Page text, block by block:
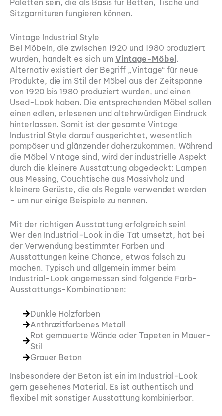
Paletten sein, die als Basis für Betten, Tische und
Sitzgarnituren fungieren können.
Vintage Industrial Style
Bei Möbeln, die zwischen 1920 und 1980 produziert
wurden, handelt es sich um Vintage-Möbel .
Alternativ existiert der Begriff „Vintage“ für neue
Produkte, die im Stil der Möbel aus der Zeitspanne
von 1920 bis 1980 produziert wurden, und einen
Used-Look haben. Die entsprechenden Möbel sollen
einen edlen, erlesenen und altehrwürdigen Eindruck
hinterlassen. Somit ist der gesamte Vintage
Industrial Style darauf ausgerichtet, wesentlich
pompöser und glänzender daherzukommen. Während
die Möbel Vintage sind, wird der industrielle Aspekt
durch die kleinere Ausstattung abgedeckt: Lampen
aus Messing, Couchtische aus Massivholz und
kleinere Gerüste, die als Regale verwendet werden
– um nur einige Beispiele zu nennen.
Mit der richtigen Ausstattung erfolgreich sein!
Wer den Industrial-Look in die Tat umsetzt, hat bei
der Verwendung bestimmter Farben und
Ausstattungen keine Chance, etwas falsch zu
machen. Typisch und allgemein immer beim
Industrial-Look angemessen sind folgende Farb-
Ausstattungs-Kombinationen:
Dunkle Holzfarben
Anthrazitfarbenes Metall
Rot gemauerte Wände oder Tapeten in Mauer-
Stil
Grauer Beton
Insbesondere der Beton ist ein im Industrial-Look
gern gesehenes Material. Es ist authentisch und
flexibel mit sonstiger Ausstattung kombinierbar.